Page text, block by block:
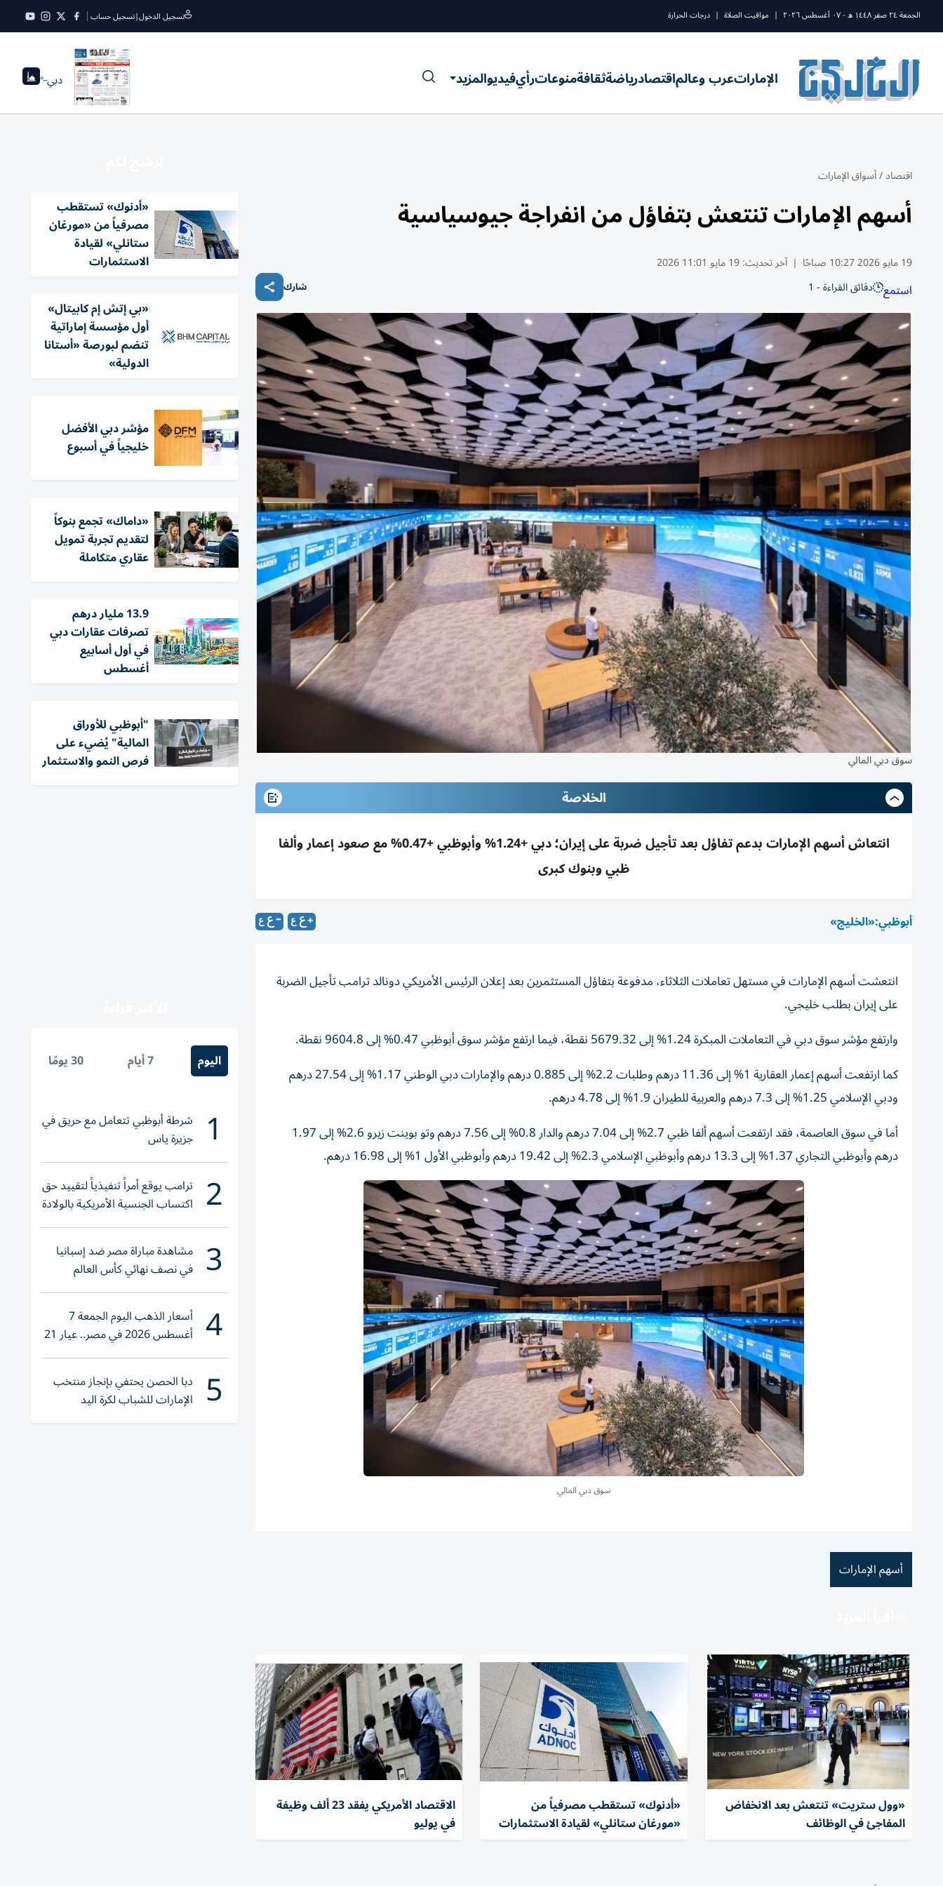
الجمعة ٢٤ صفر ١٤٤٨ ه - ٠٧ أغسطس ٢٠٢٦ | مواقيت الصلاة | درجات الحرارة تسجيل الدخول|تسجيل حساب
الإماراتعرب وعالماقتصادرياضةثقافةمنوعاترأيفيديوالمزيد دبي--°
اقتصاد/أسواق الإمارات
أسهم الإمارات تنتعش بتفاؤل من انفراجة جيوسياسية
19 مايو 2026 10:27 صباحًا | آخر تحديث:19 مايو 11:01 2026
استمع دقائق القراءة - 1 شارك
سوق دبي المالي
الخلاصة
انتعاش أسهم الإمارات بدعم تفاؤل بعد تأجيل ضربة على إيران؛ دبي +1.24% وأبوظبي +0.47% مع صعود إعمار وألفا
ظبي وبنوك كبرى
أبوظبي:«الخليج»
انتعشت أسهم الإمارات في مستهل تعاملات الثلاثاء، مدفوعة بتفاؤل المستثمرين بعد إعلان الرئيس الأمريكي دونالد ترامب تأجيل الضربة
على إيران بطلب خليجي.
وارتفع مؤشر سوق دبي في التعاملات المبكرة 1.24% إلى 5679.32 نقطة، فيما ارتفع مؤشر سوق أبوظبي 0.47% إلى 9604.8 نقطة.
كما ارتفعت أسهم إعمار العقارية 1% إلى 11.36 درهم وطلبات 2.2% إلى 0.885 درهم والإمارات دبي الوطني 1.17% إلى 27.54 درهم
ودبي الإسلامي 1.25% إلى 7.3 درهم والعربية للطيران 1.9% إلى 4.78 درهم.
أما في سوق العاصمة، فقد ارتفعت أسهم ألفا ظبي 2.7% إلى 7.04 درهم والدار 0.8% إلى 7.56 درهم وتو بوينت زيرو 2.6% إلى 1.97
درهم وأبوظبي التجاري 1.37% إلى 13.3 درهم وأبوظبي الإسلامي 2.3% إلى 19.42 درهم وأبوظبي الأول 1% إلى 16.98 درهم.
سوق دبي المالي
أسهم الإمارات
«وول ستريت» تنتعش بعد الانخفاض
المفاجئ في الوظائف
«أدنوك» تستقطب مصرفياً من
«مورغان ستانلي» لقيادة الاستثمارات
الاقتصاد الأمريكي يفقد 23 ألف وظيفة
في يوليو
«أدنوك» تستقطب
مصرفياً من «مورغان
ستانلي» لقيادة
الاستثمارات
«بي إتش إم كابيتال»
أول مؤسسة إماراتية
تنضم لبورصة «أستانا
الدولية»
مؤشر دبي الأفضل
خليجياً في أسبوع
«داماك» تجمع بنوكاً
لتقديم تجربة تمويل
عقاري متكاملة
13.9 مليار درهم
تصرفات عقارات دبي
في أول أسابيع
أغسطس
"أبوظبي للأوراق
المالية" يُضيء على
فرص النمو والاستثمار
اليوم 7 أيام 30 يومًا
1 شرطة أبوظبي تتعامل مع حريق في
جزيرة ياس
2 ترامب يوقع أمراً تنفيذياً لتقييد حق
اكتساب الجنسية الأمريكية بالولادة
3 مشاهدة مباراة مصر ضد إسبانيا
في نصف نهائي كأس العالم
لناشئات اليد 2026
4 أسعار الذهب اليوم الجمعة 7
أغسطس 2026 في مصر.. عيار 21
يقترب من هذا الرقم
5 دبا الحصن يحتفي بإنجاز منتخب
الإمارات للشباب لكرة اليد